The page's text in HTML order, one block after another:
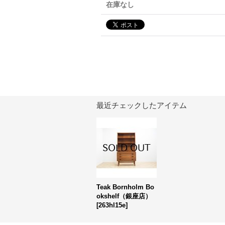
在庫なし
最近チェックしたアイテム
Teak Bornholm Bo
okshelf（銀座店）
[263hl15e]